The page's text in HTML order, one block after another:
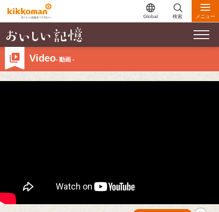
Global 検索 メニュー
Video- 動画 -